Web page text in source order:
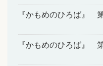
『かもめのひろば』
『かもめのひろば』